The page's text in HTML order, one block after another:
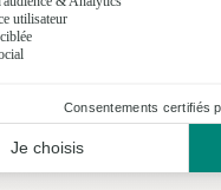
Nos fleuristes à